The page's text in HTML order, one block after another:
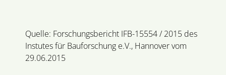
Quelle: Forschungsbericht IFB-15554 / 2015 des
Instutes für Bauforschung e.V., Hannover vom
29.06.2015